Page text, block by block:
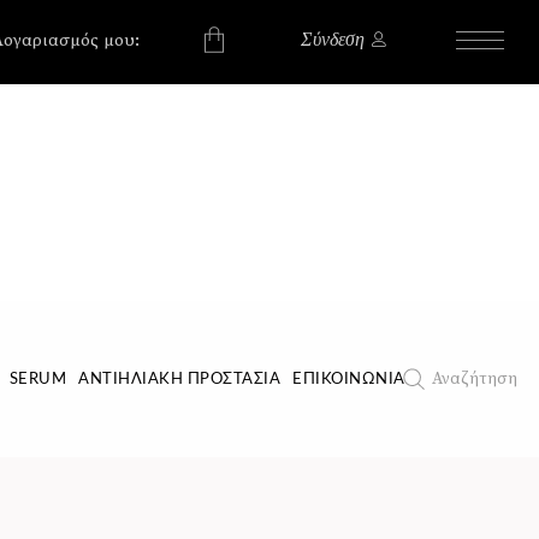
μου: Σύνδεση
SERUM ΑΝΤΙΗΛΙΑΚΉ ΠΡΟΣΤΑΣΊΑ ΕΠΙΚΟΙΝΩΝΊΑ Αναζήτηση